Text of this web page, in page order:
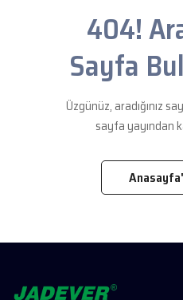
404!
Sayfa
Üzgünüz, aradığınız
sayfa yayından